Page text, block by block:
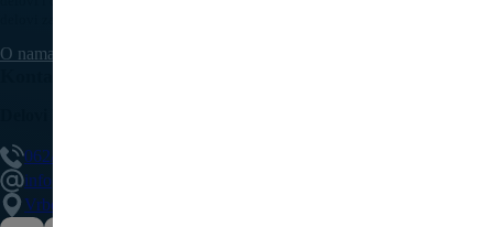
O nama
062/307-407
info@delovipezocitroen.rs
Vrbovačka bb, 11564, Vrbovno